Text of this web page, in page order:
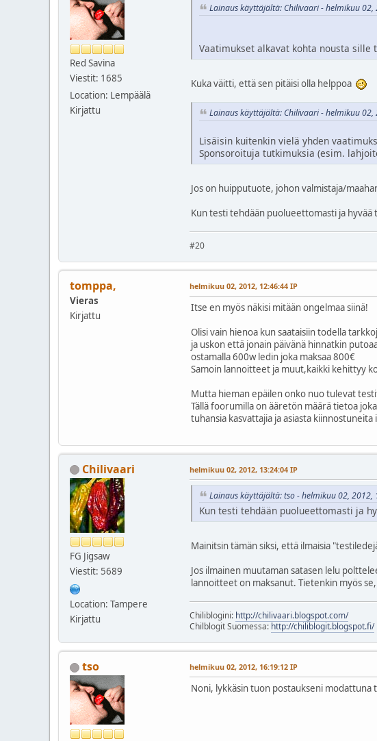
Red Savina
Viestit: 1685
Location: Lempäälä
Kirjattu
Lainaus käyttäjältä: Chilivaari - helmikuu 02,
Vaatimukset alkavat kohta nousta
Kuka väitti, että sen pitäisi olla helppoa
Lainaus käyttäjältä: Chilivaari - helmikuu 02,
Lisäisin kuitenkin vielä yhden
Sponsoroituja tutkimuksia (esim.
Jos on huipputuote, johon valmistaja/
Kun testi tehdään puolueettomasti ja
#20
tomppa,
Vieras
Kirjattu
helmikuu 02, 2012, 12:46:44 IP
Itse en myös näkisi mitään ongelmaa siinä!
Olisi vain hienoa kun saataisiin todella
ja uskon että jonain päivänä hinnatkin
ostamalla 600w ledin joka maksaa 800€
Samoin lannoitteet ja muut,kaikki kehittyy
Mutta hieman epäilen onko nuo tulevat
Tällä foorumilla on ääretön määrä tietoa
tuhansia kasvattajia ja asiasta kiinnostuneita
Chilivaari
FG Jigsaw
Viestit: 5689
Location: Tampere
Kirjattu
helmikuu 02, 2012, 13:24:04 IP
Lainaus käyttäjältä: tso - helmikuu 02, 2012,
Kun testi tehdään puolueettomasti ja
Mainitsin tämän siksi, että ilmaisia
Jos ilmainen muutaman satasen lelu
lannoitteet on maksanut. Tietenkin myös
Chiliblogini: http://chilivaari.blogspot.com/
Chilblogit Suomessa: http://chiliblogit.blogspot.fi/
tso helmikuu 02, 2012, 16:19:12 IP
Noni, lykkäsin tuon postaukseni modattuna